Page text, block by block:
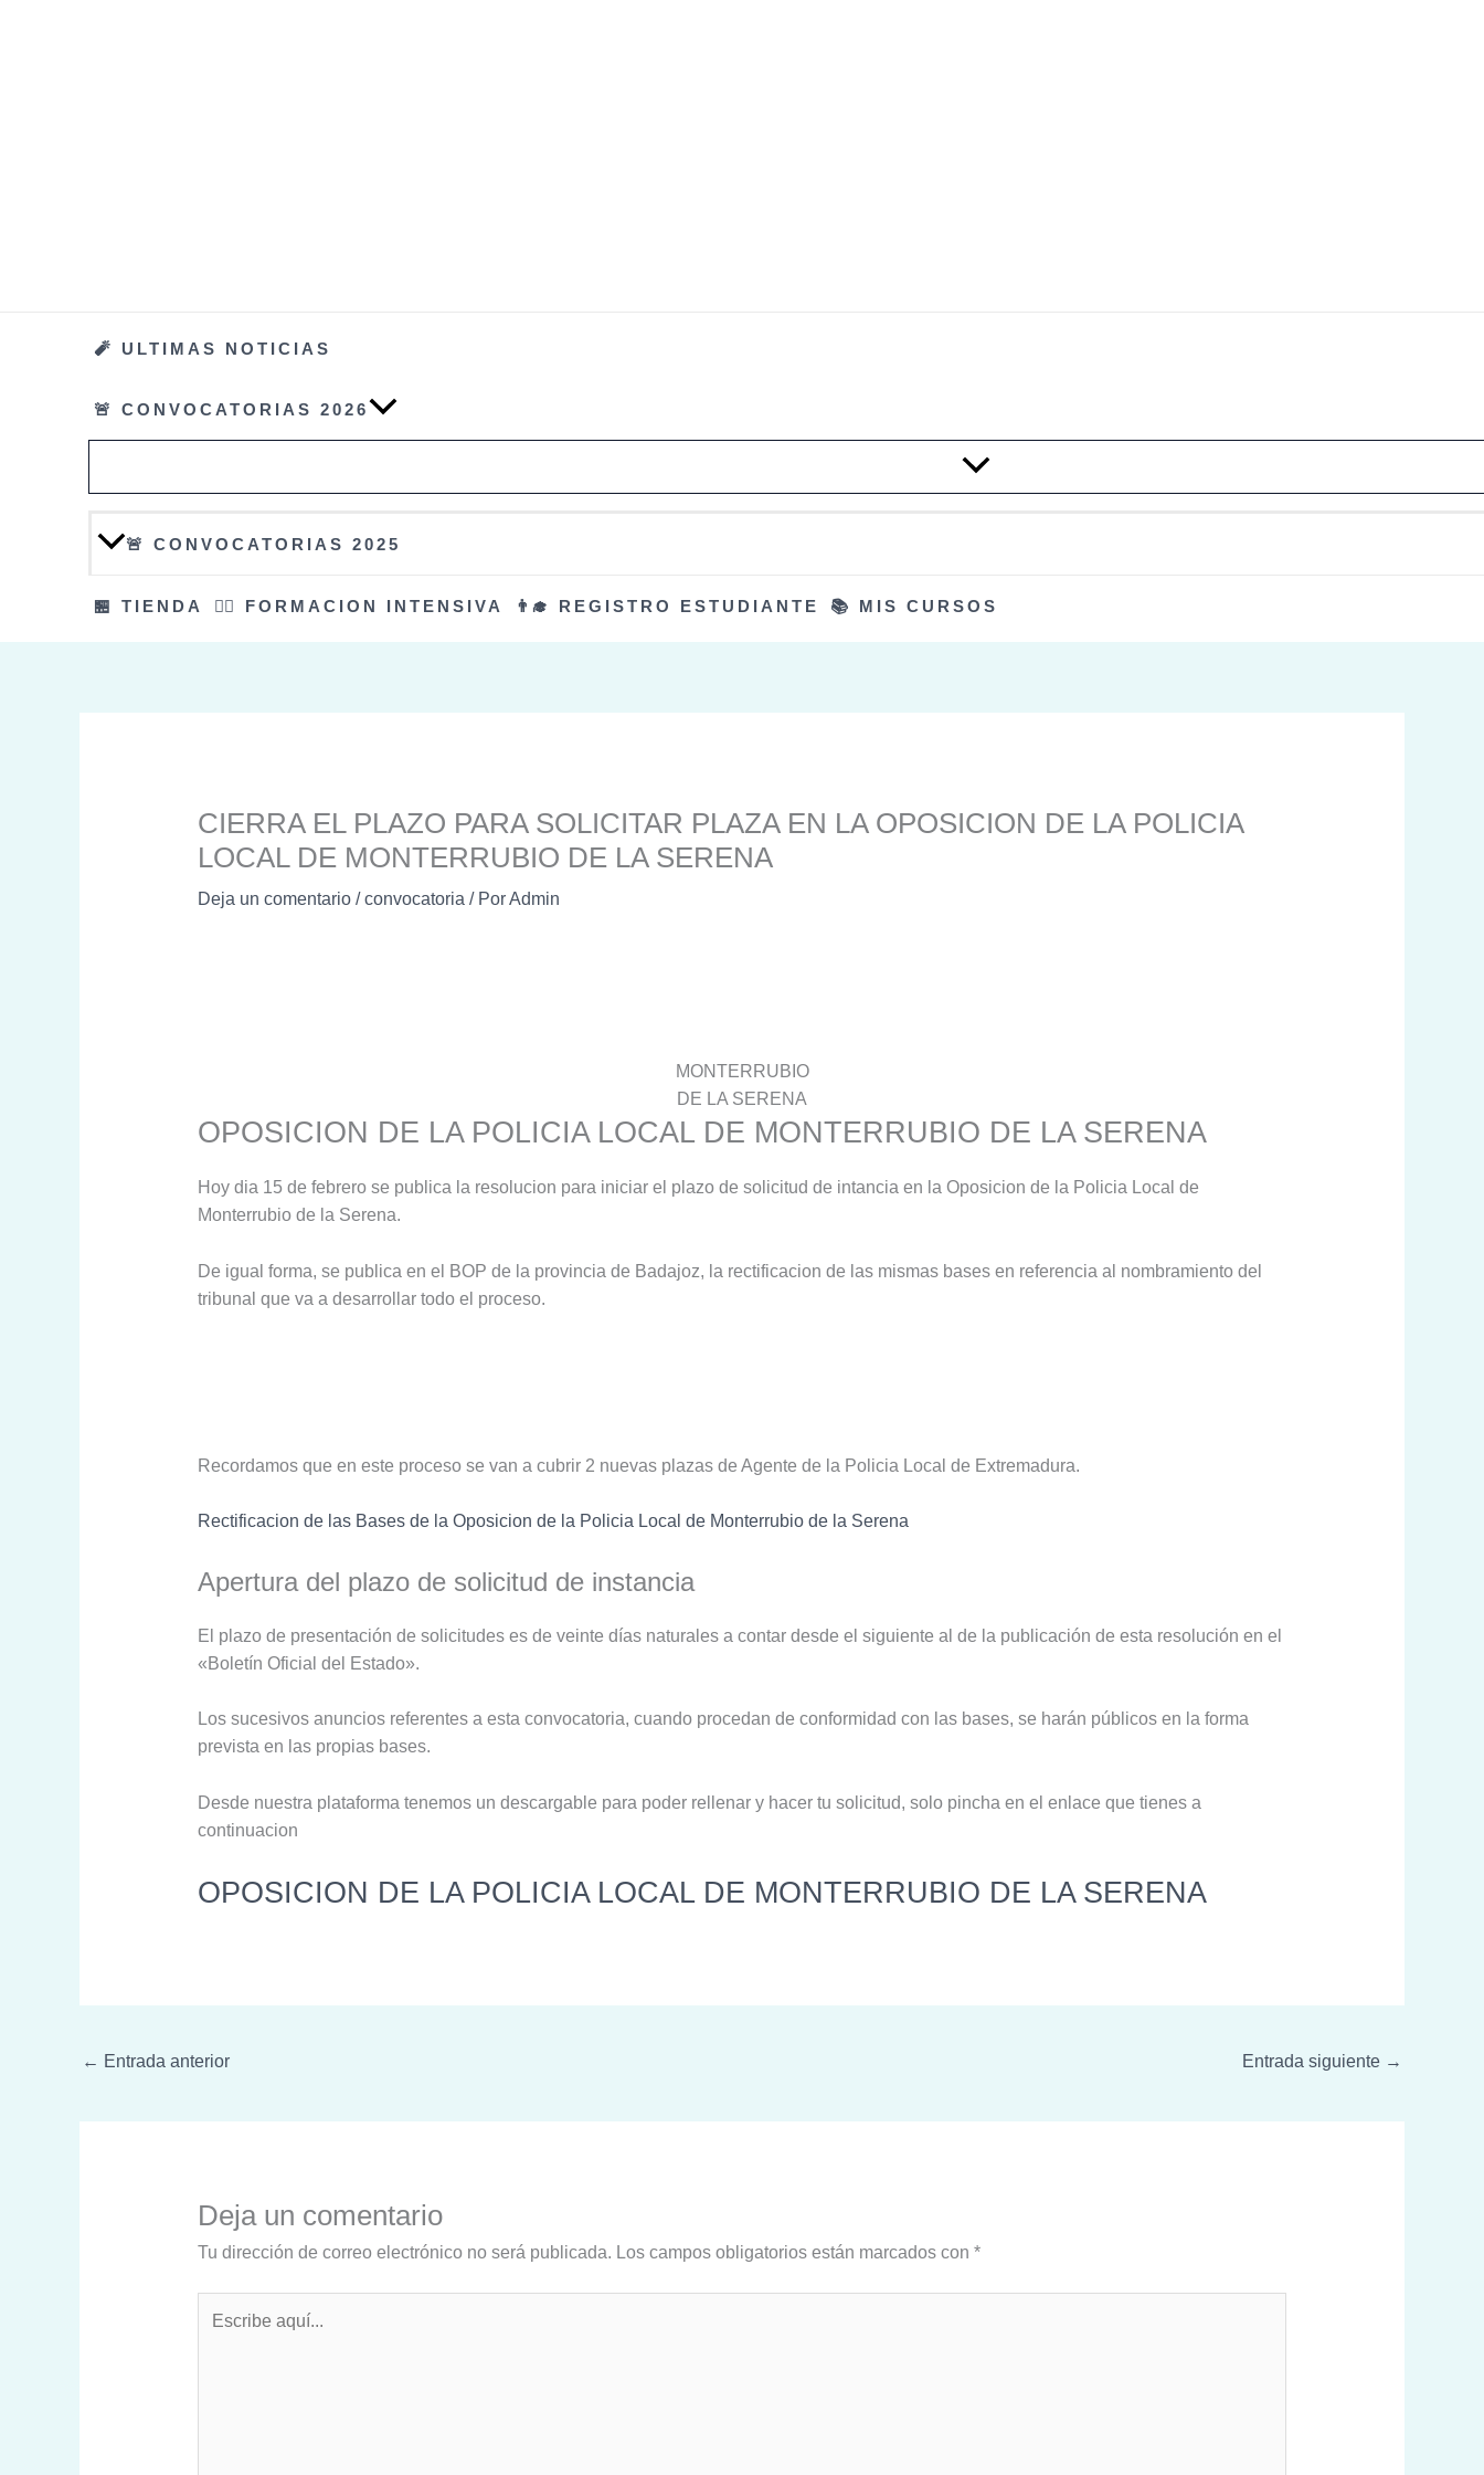
🧨 ULTIMAS NOTICIAS
🚨 CONVOCATORIAS 2026
🚨 CONVOCATORIAS 2025
🏪 TIENDA 👮‍♀️ FORMACION INTENSIVA 👨‍🎓 REGISTRO ESTUDIANTE 📚 MIS CURSOS
CIERRA EL PLAZO PARA SOLICITAR PLAZA EN LA OPOSICION DE LA POLICIA
LOCAL DE MONTERRUBIO DE LA SERENA
Deja un comentario / convocatoria/ PorAdmin
MONTERRUBIO
DE LA SERENA
OPOSICION DE LA POLICIA LOCAL DE MONTERRUBIO DE LA SERENA
Hoy dia 15 de febrero se publica la resolucion para iniciar el plazo de solicitud de intancia en la Oposicion de la Policia Local de
Monterrubio de la Serena.
De igual forma, se publica en el BOP de la provincia de Badajoz, la rectificacion de las mismas bases en referencia al nombramiento del
tribunal que va a desarrollar todo el proceso.
Recordamos que en este proceso se van a cubrir 2 nuevas plazas de Agente de la Policia Local de Extremadura.
Rectificacion de las Bases de la Oposicion de la Policia Local de Monterrubio de la Serena
Apertura del plazo de solicitud de instancia
El plazo de presentación de solicitudes es de veinte días naturales a contar desde el siguiente al de la publicación de esta resolución en el
«Boletín Oficial del Estado».
Los sucesivos anuncios referentes a esta convocatoria, cuando procedan de conformidad con las bases, se harán públicos en la forma
prevista en las propias bases.
Desde nuestra plataforma tenemos un descargable para poder rellenar y hacer tu solicitud, solo pincha en el enlace que tienes a
continuacion
OPOSICION DE LA POLICIA LOCAL DE MONTERRUBIO DE LA SERENA
← Entrada anterior Entrada siguiente →
Deja un comentario
Tu dirección de correo electrónico no será publicada. Los campos obligatorios están marcados con *
aquí...